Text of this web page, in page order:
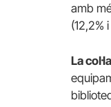
amb
(12,2%
La